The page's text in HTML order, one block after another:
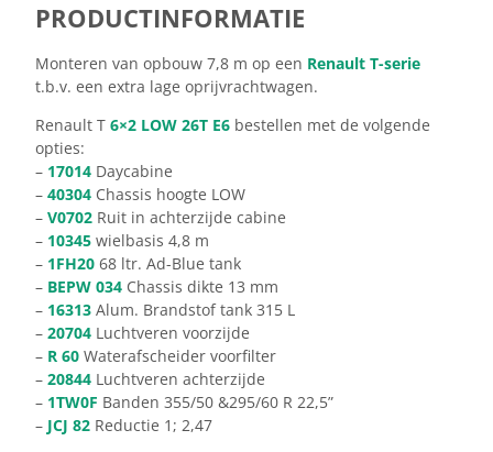
PRODUCTINFORMATIE
Monteren van opbouw 7,8 m op een Renault T-serie
t.b.v. een extra lage oprijvrachtwagen.
Renault T 6×2 LOW 26T E6 bestellen met de volgende
opties:
– 17014 Daycabine
– 40304 Chassis hoogte LOW
– V0702 Ruit in achterzijde cabine
– 10345 wielbasis 4,8 m
– 1FH20 68 ltr. Ad-Blue tank
– BEPW 034 Chassis dikte 13 mm
– 16313 Alum. Brandstof tank 315 L
– 20704 Luchtveren voorzijde
– R 60 Waterafscheider voorfilter
– 20844 Luchtveren achterzijde
– 1TW0F Banden 355/50 &295/60 R 22,5”
– JCJ 82 Reductie 1; 2,47